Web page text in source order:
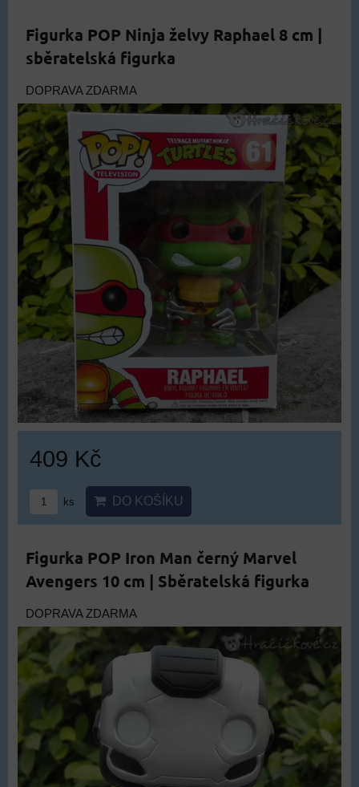
Figurka POP Ninja želvy Raphael 8 cm |
sběratelská figurka
DOPRAVA ZDARMA
409 Kč
ks DO KOŠÍKU
Figurka POP Iron Man černý Marvel
Avengers 10 cm | Sběratelská figurka
DOPRAVA ZDARMA